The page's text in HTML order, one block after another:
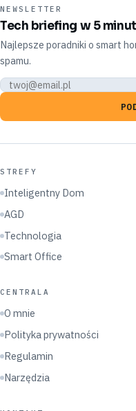
NEWSLETTER
Tech briefing w 5
Najlepsze poradniki o smart
spamu.
STREFY
Inteligentny Dom
AGD
Technologia
Smart Office
CENTRALA
O mnie
Polityka prywatności
Regulamin
Narzędzia